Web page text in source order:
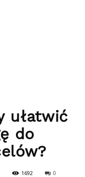
ułatwić
do
1692 0